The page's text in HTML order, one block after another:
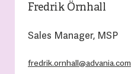
Fredrik Örnhall
Sales Manager, MSP
fredrik.ornhall@advania.com